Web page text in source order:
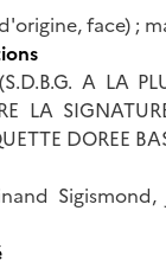
face) ;
A LA
LA
DOREE